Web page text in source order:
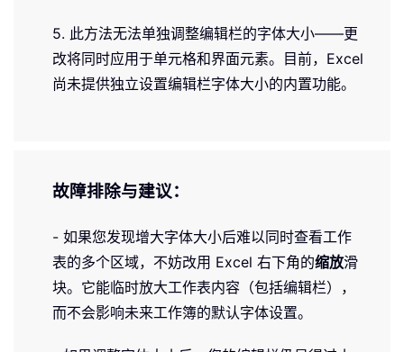
5. 此方法无法单独调整编辑栏的字体大小——更
改将同时应用于单元格和界面元素。目前，Excel
尚未提供独立设置编辑栏字体大小的内置功能。
故障排除与建议：
- 如果您发现增大字体大小后难以同时查看工作
表的多个区域，不妨改用 Excel 右下角的缩放滑
块。它能临时放大工作表内容（包括编辑栏），
而不会影响未来工作簿的默认字体设置。